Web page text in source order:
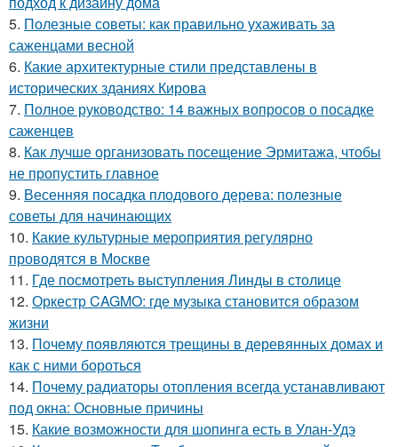
5. Полезные советы: как правильно ухаживать за
саженцами весной
6. Какие архитектурные стили представлены в
исторических зданиях Кирова
7. Полное руководство: 14 важных вопросов о посадке
саженцев
8. Как лучше организовать посещение Эрмитажа, чтобы
не пропустить главное
9. Весенняя посадка плодового дерева: полезные
советы для начинающих
10. Какие культурные мероприятия регулярно
проводятся в Москве
11. Где посмотреть выступления Линды в столице
12. Оркестр CAGMO: где музыка становится образом
жизни
13. Почему появляются трещины в деревянных домах и
как с ними бороться
14. Почему радиаторы отопления всегда устанавливают
под окна: Основные причины
15. Какие возможности для шопинга есть в Улан-Удэ